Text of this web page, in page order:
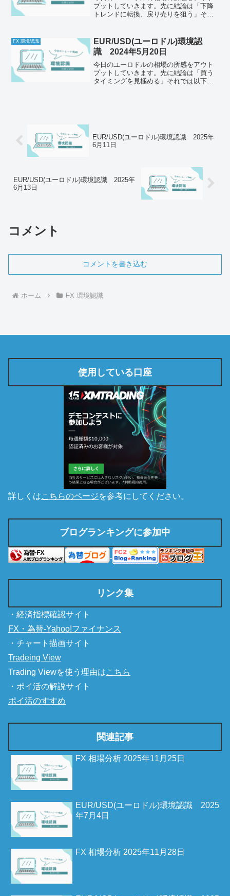
プットしていきます。先に結論は「下降
トレンドに転換、戻り売りを狙う」それ
い。今日の体調はどうか今日もとくに懸
念点はなし。メンタルは安定...
FX 環境認識
EUR/USD(ユーロドル)環境認
識 2024年5月20日
今日のユーロドルの相場の所感をアウト
プットしていきます。先に結論は「買う
タイミングを見極める」それでは以下ど
EUR/USD(ユーロドル)環境認識 2025年
6月11日
EUR/USD(ユーロドル)環境認識 2025年
6月13日
コメント
コメントを書き込む
ホーム FX 環境認識
使用している口座
詳しくはこちらのページを参考にしてください。
ブログランキングに参加中
リンク集
・経済指標確認サイト
FX・為替-Yahoo!ファイナンス
・チャート描画サイト
Tradeing View
Trading Viewを使う理由はこちら
・ポイ活の解説サイト
ポイ活のすすめ
関連記事
FX 相場分析 2025年11月25日
EUR/USD(ユーロドル)環境認識 2025
年7月4日
FX 相場分析 2025年11月28日